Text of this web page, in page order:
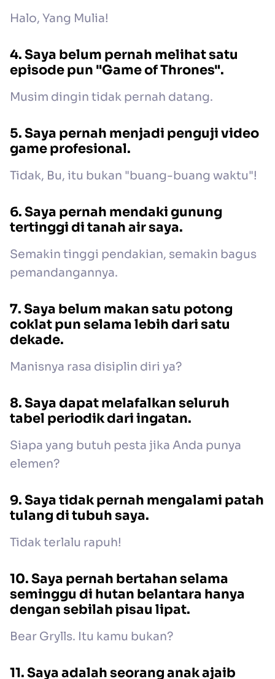
Halo, Yang Mulia!
4. Saya belum pernah melihat satu
episode pun "Game of Thrones".
Musim dingin tidak pernah datang.
5. Saya pernah menjadi penguji video
game profesional.
Tidak, Bu, itu bukan "buang-buang waktu"!
6. Saya pernah mendaki gunung
tertinggi di tanah air saya.
Semakin tinggi pendakian, semakin bagus
pemandangannya.
7. Saya belum makan satu potong
coklat pun selama lebih dari satu
dekade.
Manisnya rasa disiplin diri ya?
8. Saya dapat melafalkan seluruh
tabel periodik dari ingatan.
Siapa yang butuh pesta jika Anda punya
elemen?
9. Saya tidak pernah mengalami patah
tulang di tubuh saya.
Tidak terlalu rapuh!
10. Saya pernah bertahan selama
seminggu di hutan belantara hanya
dengan sebilah pisau lipat.
Bear Grylls. Itu kamu bukan?
11. Saya adalah seorang anak ajaib